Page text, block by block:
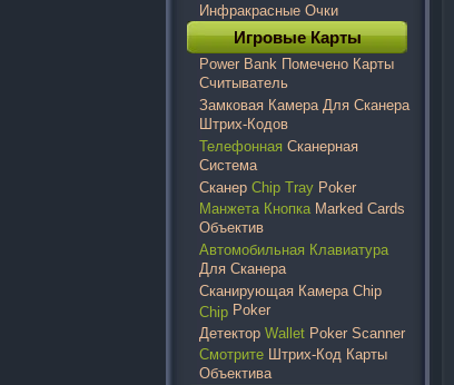
Инфракрасные Очки
Игровые Карты
Power Bank Помечено Карты
Считыватель
Замковая Камера Для Сканера
Штрих-Кодов
Телефонная Сканерная
Система
Сканер Chip TrayPoker
Манжета КнопкаMarked Cards
Объектив
Автомобильная Клавиатура
Для Сканера
Сканирующая Камера Chip
ChipPoker
Детектор WalletPoker Scanner
СмотритеШтрих-Код Карты
Объектива